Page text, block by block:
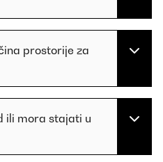
prostorije za
ili mora stajati u